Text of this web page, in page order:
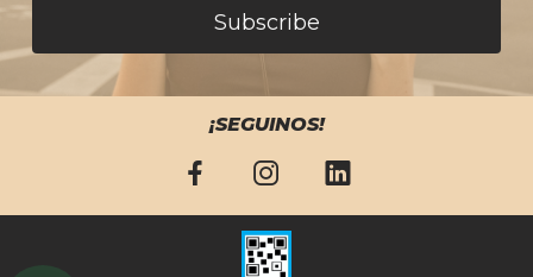
Subscribe
¡SEGUINOS!